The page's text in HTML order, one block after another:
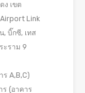
ง เขต
Link
, บิ๊กซี, เทส
ะราม 9
A,B,C)
ร (อาคาร